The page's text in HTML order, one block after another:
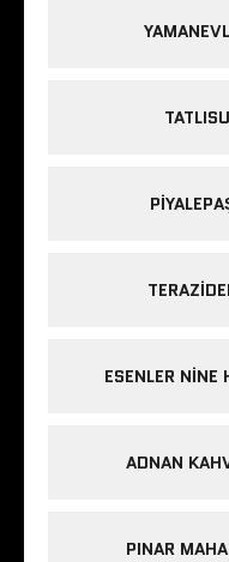
ESENLER NINE
ADNAN
PINAR